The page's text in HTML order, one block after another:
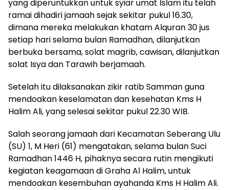
yang diperuntukkan untuk syiar umat Islam itu telah
ramai dihadiri jamaah sejak sekitar pukul 16.30,
dimana mereka melakukan khatam Alquran 30 jus
setiap hari selama bulan Ramadhan, dilanjutkan
berbuka bersama, solat magrib, cawisan, dilanjutkan
solat Isya dan Tarawih berjamaah.
Setelah itu dilaksanakan zikir ratib Samman guna
mendoakan keselamatan dan kesehatan Kms H
Halim Ali, yang selesai sekitar pukul 22.30 WIB.
Salah seorang jamaah dari Kecamatan Seberang Ulu
(SU) 1, M Heri (61) mengatakan, selama bulan Suci
Ramadhan 1446 H, pihaknya secara rutin mengikuti
kegiatan keagamaan di Graha Al Halim, untuk
mendoakan kesembuhan ayahanda Kms H Halim Ali.